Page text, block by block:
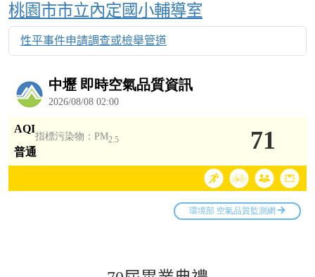
Over View
桃園市市立內定國小輔導室
性平事件申請調查或檢舉管道